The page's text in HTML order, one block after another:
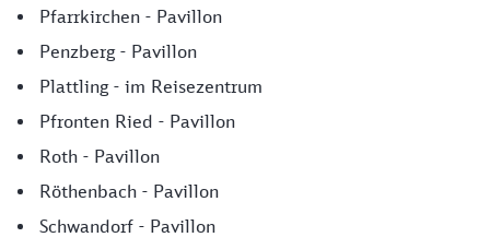
Pfarrkirchen - Pavillon
Penzberg - Pavillon
Plattling - im Reisezentrum
Pfronten Ried - Pavillon
Roth - Pavillon
Röthenbach - Pavillon
Schwandorf - Pavillon